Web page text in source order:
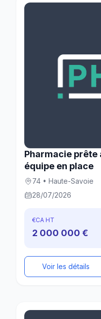
Pharmacie
équipe en place
74 • Haute-Savoie
28/07/2026
€CA HT
2 000 000 €
Voir les détails